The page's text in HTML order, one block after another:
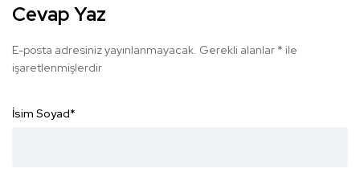
Cevap Yaz
E-posta adresiniz yayınlanmayacak. Gerekli alanlar * ile
işaretlenmişlerdir
İsim Soyad*